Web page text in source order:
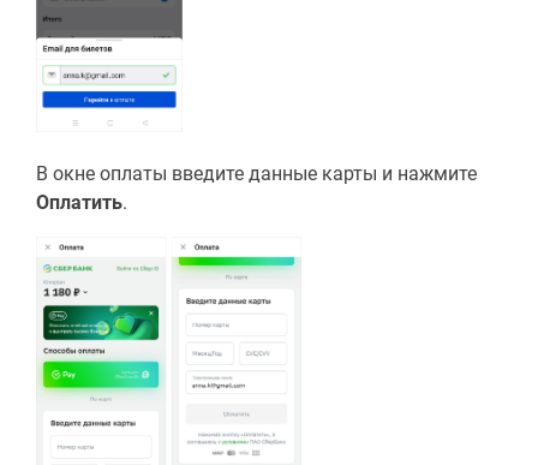
В окне оплаты введите данные карты и нажмите
Оплатить.